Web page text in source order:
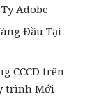
Adobe
Đầu Tại
CCCD trên
trình Mới